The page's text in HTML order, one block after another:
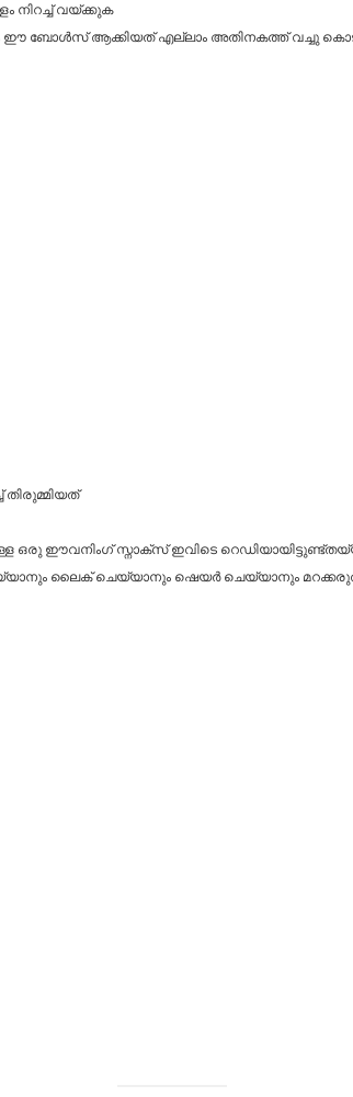
നിറച്ച് വയ്ക്കുക
ഈ ബോൾസ് ആക്കിയത് എല്ലാം അതിനകത്ത് വച്ചു
തിരുമ്മിയത്
ഈവനിംഗ് സ്നാക്സ് ഇവിടെ
ലൈക് ചെയ്യാനും ഷെയർ ചെയ്യാനും